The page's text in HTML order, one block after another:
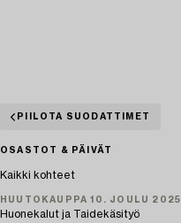
PIILOTA SUODATTIMET
OSASTOT & PÄIVÄT
Kaikki kohteet
HUUTOKAUPPA 10. JOULU 2025
Huonekalut ja Taidekäsityö